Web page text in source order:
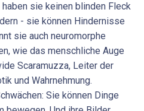
sie keinen blinden Fleck
- sie können Hindernisse
sie auch neuromorphe
wie das menschliche Auge
Scaramuzza, Leiter der
und Wahrnehmung.
Sie können Dinge